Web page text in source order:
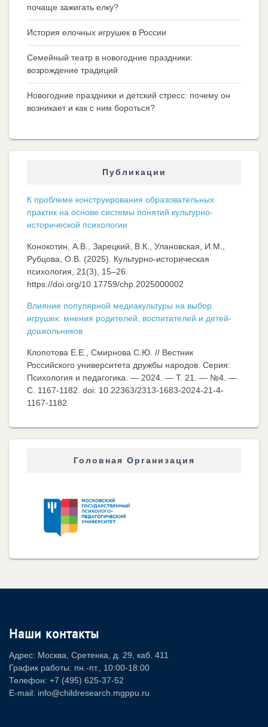
почаще зажигать елку?
История елочных игрушек в России
Семейный театр в новогодние праздники:
возрождение традиций
Новогодние праздники и детский стресс: почему он
возникает и как с ним бороться?
Публикации
К проблеме конструирования образовательных
практик на основе системы понятий культурно-
исторической психологии
Конокотин, А.В., Зарецкий, В.К., Улановская, И.М.,
Рубцова, О.В. (2025). Культурно-историческая
психология, 21(3), 15–26.
https://doi.org/10.17759/chp.2025000002
Влияние популярной медиакультуры на выбор
игрушек: мнения родителей, воспитателей и детей-
дошкольников
Клопотова Е.Е., Смирнова С.Ю. // Вестник
Российского университета дружбы народов. Серия:
Психология и педагогика. — 2024. — Т. 21. — №4. —
C. 1167-1182. doi: 10.22363/2313-1683-2024-21-4-
1167-1182
Головная Организация
Наши контакты
Адрес: Москва, Сретенка, д. 29, каб. 411
График работы: пн.-пт., 10:00-18:00
Телефон: +7 (495) 625-37-52
E-mail: info@childresearch.mgppu.ru